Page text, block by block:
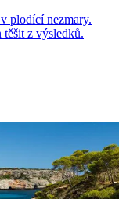
plodící nezmary.
těšit z výsledků.